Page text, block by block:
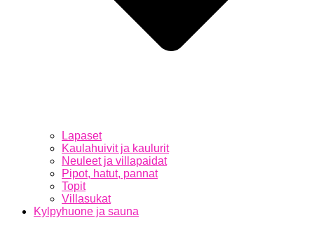
Lapaset
Kaulahuivit ja kaulurit
Neuleet ja villapaidat
Pipot, hatut, pannat
Topit
Villasukat
Kylpyhuone ja sauna